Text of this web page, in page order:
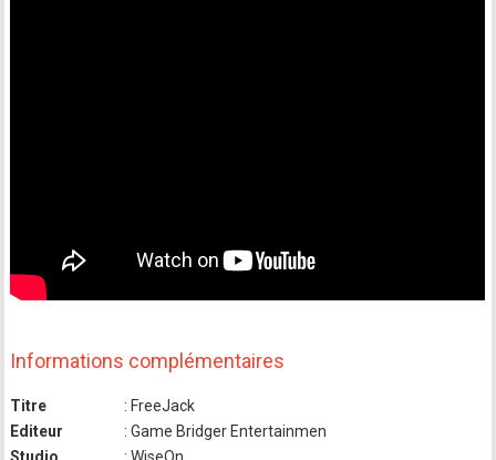
Informations complémentaires
Titre
: FreeJack
Editeur
: Game Bridger Entertainmen